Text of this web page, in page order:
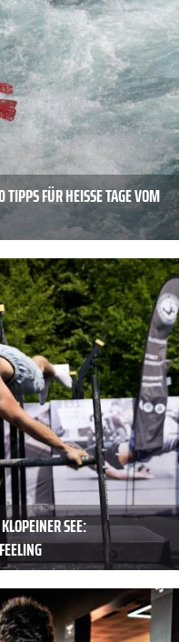
FÜR HEISSE TAGE VOM S
SEE: